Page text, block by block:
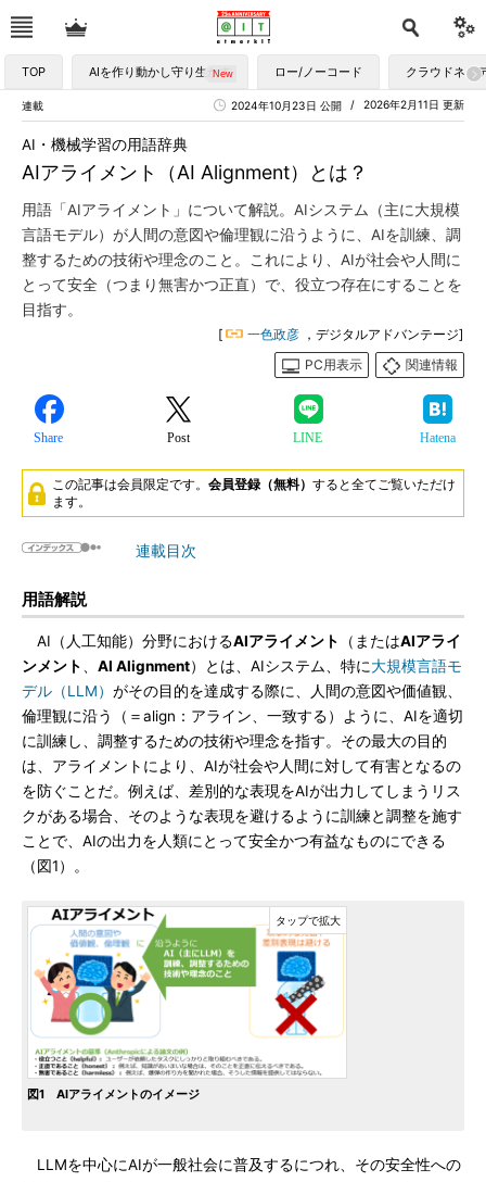
TOP AIを作り動かし守り生かす ロー/ノーコード クラウドネイ
連載 2026年2月11日 更新
2024年10月23日 公開
AIアライメント（AI Alignment）とは？
AI・機械学習の用語辞典
用語「AIアライメント」について解説。AIシステム（主に大規模
言語モデル）が人間の意図や倫理観に沿うように、AIを訓練、調
整するための技術や理念のこと。これにより、AIが社会や人間に
とって安全（つまり無害かつ正直）で、役立つ存在にすることを
目指す。
[ 一色政彦 ，デジタルアドバンテージ]
PC用表示
関連情報
Share Post LINE Hatena
この記事は会員限定です。 会員登録（無料） すると全てご覧いただけ
ます。
連載目次
用語解説
AI（人工知能）分野におけるAIアライメント （またはAIアライ
ンメント
AI Alignment）とは、AIシステム、特に大規模言語モ
デル（LLM） がその目的を達成する際に、人間の意図や価値観、
倫理観に沿う（＝align：アライン、一致する）ように、AIを適切
に訓練し、調整するための技術や理念を指す。その最大の目的
は、アライメントにより、AIが社会や人間に対して有害となるの
を防ぐことだ。例えば、差別的な表現をAIが出力してしまうリス
クがある場合、そのような表現を避けるように訓練と調整を施す
ことで、AIの出力を人類にとって安全かつ有益なものにできる
（図1）。
図1 AIアライメントのイメージ
LLMを中心にAIが一般社会に普及するにつれ、その安全性への